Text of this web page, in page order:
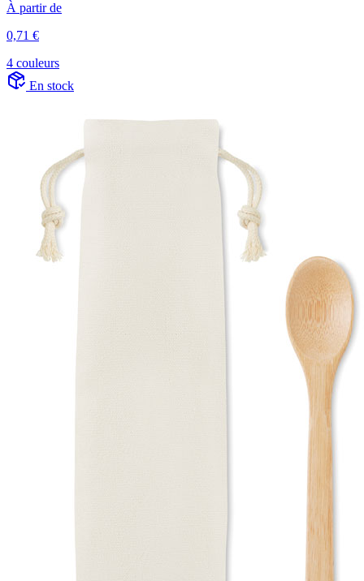
À partir de
0,71 €
4 couleurs
En stock